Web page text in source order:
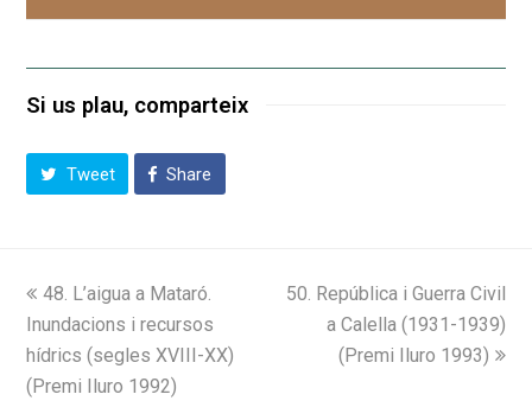
Si us plau, comparteix
Tweet Share
previous
post:
48. L’aigua a Mataró.
Inundacions i recursos
hídrics (segles XVIII-XX)
(Premi Iluro 1992)
next
post:
50. República i Guerra Civil
a Calella (1931-1939)
(Premi Iluro 1993)